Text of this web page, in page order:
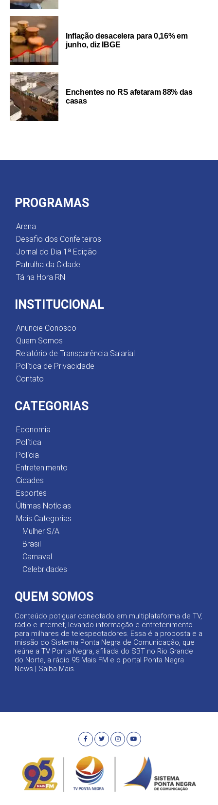
Inflação desacelera para 0,16% em
junho, diz IBGE
Enchentes no RS afetaram 88% das
casas
PROGRAMAS
Arena
Desafio dos Confeiteiros
Jornal do Dia 1ª Edição
Patrulha da Cidade
Tá na Hora RN
INSTITUCIONAL
Anuncie Conosco
Quem Somos
Relatório de Transparência Salarial
Política de Privacidade
Contato
CATEGORIAS
Economia
Política
Polícia
Entretenimento
Cidades
Esportes
Últimas Notícias
Mais Categorias
Mulher S/A
Brasil
Carnaval
Celebridades
QUEM SOMOS
Conteúdo potiguar conectado em multiplataforma de TV,
rádio e internet, levando informação e entretenimento
para milhares de telespectadores. Essa é a proposta e a
missão do Sistema Ponta Negra de Comunicação, que
reúne a TV Ponta Negra, afiliada do SBT no Rio Grande
do Norte, a rádio 95 Mais FM e o portal Ponta Negra
News | Saiba Mais.